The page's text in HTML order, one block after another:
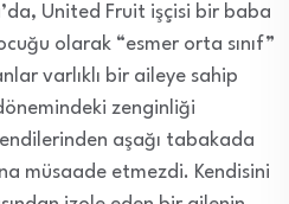
United Fruit işçisi bir baba
olarak “esmer orta sınıf”
varlıklı bir aileye sahip
zenginliği
aşağı tabakada
müsaade etmezdi. Kendisini